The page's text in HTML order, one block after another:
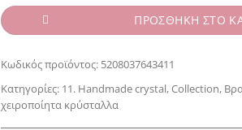
ΠΡΟΣΘΗΚΗ ΣΤΟ
Κωδικός προϊόντος: 5208037643411
Κατηγορίες: 11. Handmade crystal,Collection,
χειροποίητα κρύσταλλα